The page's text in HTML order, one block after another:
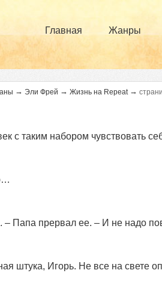
Главная Жанры
→ Эли Фрей → Жизнь на Repeat →
с таким набором чувствовать
Папа прервал ее. – И не надо
штука, Игорь. Не все на свете